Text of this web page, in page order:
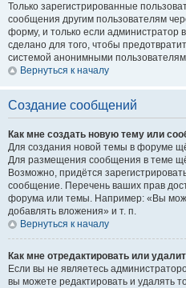
Только зарегистрированные
сообщения другим пользователям
форму, и только если администратор
сделано для того, чтобы
системой анонимными
Вернуться к началу
Создание сообщений
Как мне создать новую тему или
Для создания новой темы в форуме
Для размещения сообщения в теме
Возможно, придётся
сообщение. Перечень ваших прав
форума или темы. Например: «Вы
добавлять вложения» и т. п.
Вернуться к началу
Как мне отредактировать или
Если вы не являетесь
вы можете редактировать и удалять